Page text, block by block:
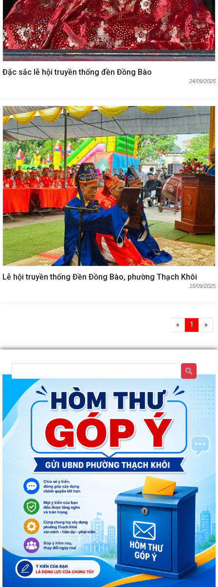
Đặc sắc lễ hội truyền thống đền Đồng Bào
24/09/2025
Lễ hội truyền thống Đền Đồng Bào, phường Thạch Khôi
15/09/2025
« 1 »